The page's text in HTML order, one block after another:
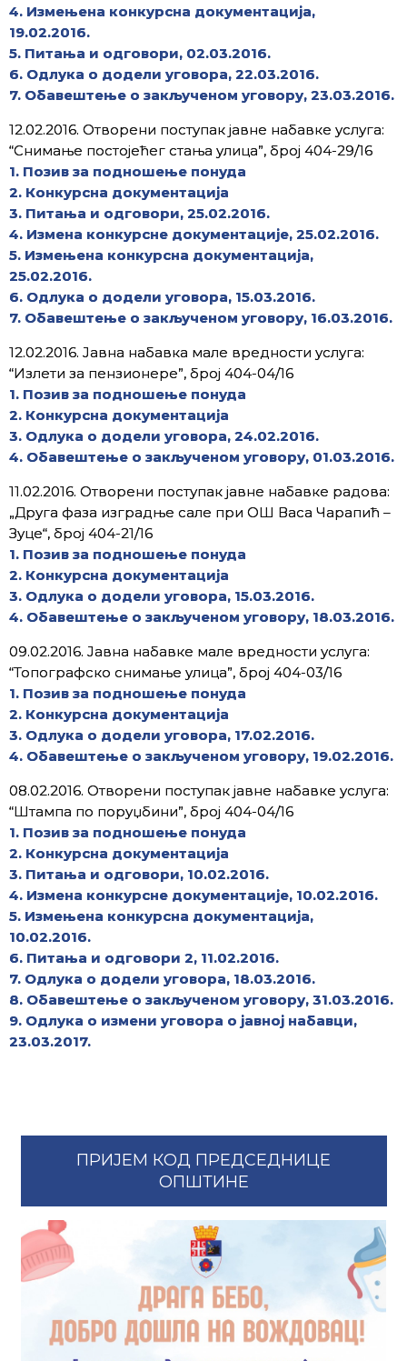
4. Измењена конкурсна документација,
19.02.2016.
5. Питања и одговори, 02.03.2016.
6. Одлука о додели уговора, 22.03.2016.
7. Обавештење о закљученом уговору, 23.03.2016.
12.02.2016. Отворени поступак јавне набавке услуга:
“Снимање постојећег стања улица”, број 404-29/16
1. Позив за подношење понуда
2. Конкурсна документација
3. Питања и одговори, 25.02.2016.
4. Измена конкурсне документације, 25.02.2016.
5. Измењена конкурсна документација,
25.02.2016.
6. Одлука о додели уговора, 15.03.2016.
7. Обавештење о закљученом уговору, 16.03.2016.
12.02.2016. Јавна набавка мале вредности услуга:
“Излети за пензионере”, број 404-04/16
1. Позив за подношење понуда
2. Конкурсна документација
3. Одлука о додели уговора, 24.02.2016.
4. Обавештење о закљученом уговору, 01.03.2016.
11.02.2016. Отворени поступак јавне набавке радова:
„Друга фаза изградње сале при ОШ Васа Чарапић –
Зуце“, број 404-21/16
1. Позив за подношење понуда
2. Конкурсна документација
3. Одлука о додели уговора, 15.03.2016.
4. Обавештење о закљученом уговору, 18.03.2016.
09.02.2016. Јавна набавке мале вредности услуга:
“Топографско снимање улица”, број 404-03/16
1. Позив за подношење понуда
2. Конкурсна документација
3. Одлука о додели уговора, 17.02.2016.
4. Обавештење о закљученом уговору, 19.02.2016.
08.02.2016. Отворени поступак јавне набавке услуга:
“Штампа по поруџбини”, број 404-04/16
1. Позив за подношење понуда
2. Конкурсна документација
3. Питања и одговори, 10.02.2016.
4. Измена конкурсне документације, 10.02.2016.
5. Измењена конкурсна документација,
10.02.2016.
6. Питања и одговори 2, 11.02.2016.
7. Одлука о додели уговора, 18.03.2016.
8. Обавештење о закљученом уговору, 31.03.2016.
9. Одлука о измени уговора о јавној набавци,
23.03.2017.
ПРИЈЕМ КОД ПРЕДСЕДНИЦЕ
ОПШТИНЕ